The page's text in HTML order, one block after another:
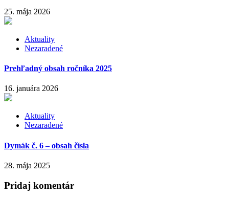
25. mája 2026
Aktuality
Nezaradené
Prehľadný obsah ročníka 2025
16. januára 2026
Aktuality
Nezaradené
Dymák č. 6 – obsah čísla
28. mája 2025
Pridaj komentár